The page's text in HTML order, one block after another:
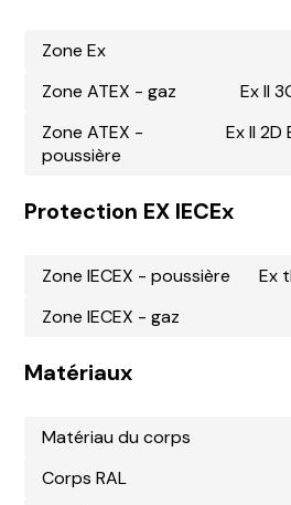
Zone Ex
Zone ATEX - gaz
Ex II
Zone ATEX -
poussière
Ex II 2D
Protection EX IECEx
Zone IECEX - poussière
Ex
Zone IECEX - gaz
Matériaux
Matériau du corps
Corps RAL